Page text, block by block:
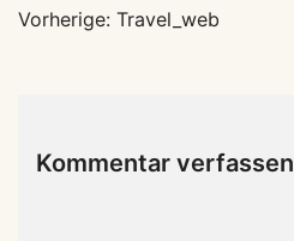
Beitragsnavigation
Vorherige: Travel_web
Kommentar verfassen